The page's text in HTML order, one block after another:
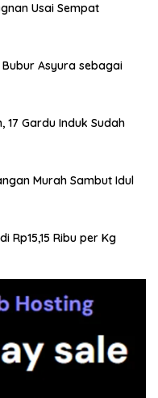
Usai Sempat
Asyura sebagai
17 Gardu Induk Sudah
Murah Sambut Idul
Rp15,15 Ribu per Kg